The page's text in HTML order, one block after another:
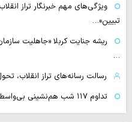
ویژگی‌های مهم خبرنگار تراز
تبیین»…
ریشه جنایت کربلا «جاهلیت
…
رسالت رسانه‌های تراز انقلاب،
تداوم ۱۱۷ شب هم‌نشینی بی‌واسطه روحانیت با مردم در گرگان+ عکس